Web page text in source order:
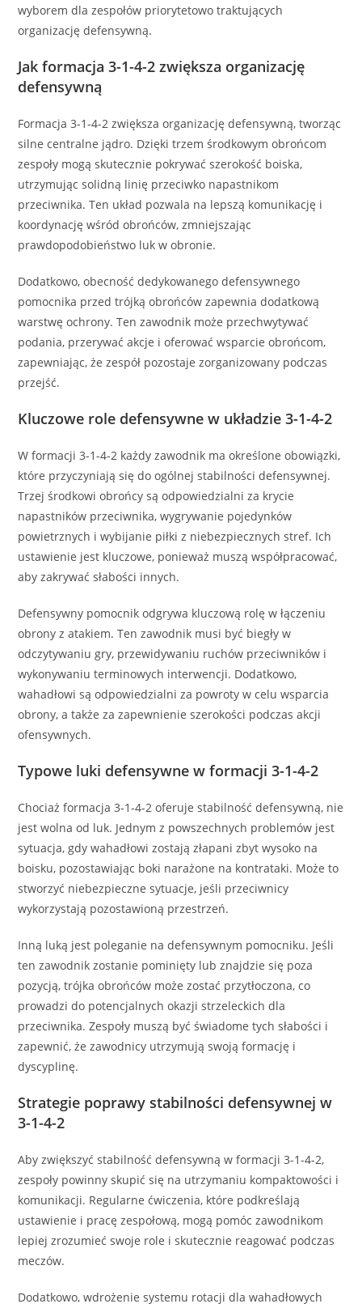
wyborem dla zespołów priorytetowo traktujących
organizację defensywną.
Jak formacja 3-1-4-2 zwiększa organizację
defensywną
Formacja 3-1-4-2 zwiększa organizację defensywną, tworząc
silne centralne jądro. Dzięki trzem środkowym obrońcom
zespoły mogą skutecznie pokrywać szerokość boiska,
utrzymując solidną linię przeciwko napastnikom
przeciwnika. Ten układ pozwala na lepszą komunikację i
koordynację wśród obrońców, zmniejszając
prawdopodobieństwo luk w obronie.
Dodatkowo, obecność dedykowanego defensywnego
pomocnika przed trójką obrońców zapewnia dodatkową
warstwę ochrony. Ten zawodnik może przechwytywać
podania, przerywać akcje i oferować wsparcie obrońcom,
zapewniając, że zespół pozostaje zorganizowany podczas
przejść.
Kluczowe role defensywne w układzie 3-1-4-2
W formacji 3-1-4-2 każdy zawodnik ma określone obowiązki,
które przyczyniają się do ogólnej stabilności defensywnej.
Trzej środkowi obrońcy są odpowiedzialni za krycie
napastników przeciwnika, wygrywanie pojedynków
powietrznych i wybijanie piłki z niebezpiecznych stref. Ich
ustawienie jest kluczowe, ponieważ muszą współpracować,
aby zakrywać słabości innych.
Defensywny pomocnik odgrywa kluczową rolę w łączeniu
obrony z atakiem. Ten zawodnik musi być biegły w
odczytywaniu gry, przewidywaniu ruchów przeciwników i
wykonywaniu terminowych interwencji. Dodatkowo,
wahadłowi są odpowiedzialni za powroty w celu wsparcia
obrony, a także za zapewnienie szerokości podczas akcji
ofensywnych.
Typowe luki defensywne w formacji 3-1-4-2
Chociaż formacja 3-1-4-2 oferuje stabilność defensywną, nie
jest wolna od luk. Jednym z powszechnych problemów jest
sytuacja, gdy wahadłowi zostają złapani zbyt wysoko na
boisku, pozostawiając boki narażone na kontrataki. Może to
stworzyć niebezpieczne sytuacje, jeśli przeciwnicy
wykorzystają pozostawioną przestrzeń.
Inną luką jest poleganie na defensywnym pomocniku. Jeśli
ten zawodnik zostanie pominięty lub znajdzie się poza
pozycją, trójka obrońców może zostać przytłoczona, co
prowadzi do potencjalnych okazji strzeleckich dla
przeciwnika. Zespoły muszą być świadome tych słabości i
zapewnić, że zawodnicy utrzymują swoją formację i
dyscyplinę.
Strategie poprawy stabilności defensywnej w
3-1-4-2
Aby zwiększyć stabilność defensywną w formacji 3-1-4-2,
zespoły powinny skupić się na utrzymaniu kompaktowości i
komunikacji. Regularne ćwiczenia, które podkreślają
ustawienie i pracę zespołową, mogą pomóc zawodnikom
lepiej zrozumieć swoje role i skutecznie reagować podczas
meczów.
Dodatkowo, wdrożenie systemu rotacji dla wahadłowych